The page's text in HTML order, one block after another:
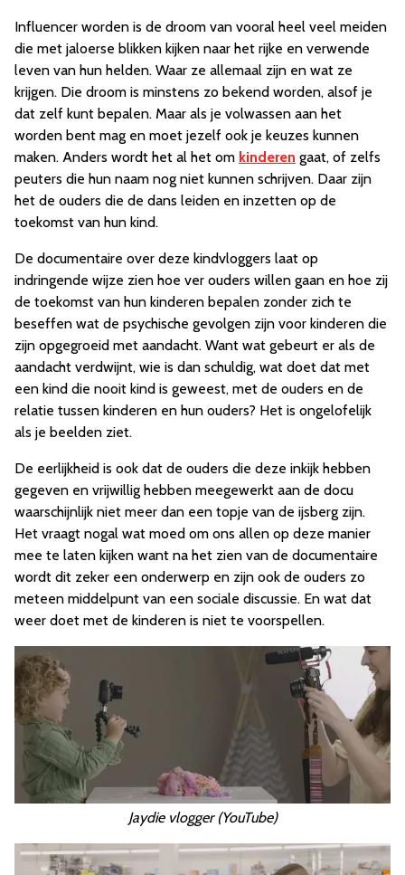
Influencer worden is de droom van vooral heel veel meiden
die met jaloerse blikken kijken naar het rijke en verwende
leven van hun helden. Waar ze allemaal zijn en wat ze
krijgen. Die droom is minstens zo bekend worden, alsof je
dat zelf kunt bepalen. Maar als je volwassen aan het
worden bent mag en moet jezelf ook je keuzes kunnen
maken. Anders wordt het al het om kinderen gaat, of zelfs
peuters die hun naam nog niet kunnen schrijven. Daar zijn
het de ouders die de dans leiden en inzetten op de
toekomst van hun kind.
De documentaire over deze kindvloggers laat op
indringende wijze zien hoe ver ouders willen gaan en hoe zij
de toekomst van hun kinderen bepalen zonder zich te
beseffen wat de psychische gevolgen zijn voor kinderen die
zijn opgegroeid met aandacht. Want wat gebeurt er als de
aandacht verdwijnt, wie is dan schuldig, wat doet dat met
een kind die nooit kind is geweest, met de ouders en de
relatie tussen kinderen en hun ouders? Het is ongelofelijk
als je beelden ziet.
De eerlijkheid is ook dat de ouders die deze inkijk hebben
gegeven en vrijwillig hebben meegewerkt aan de docu
waarschijnlijk niet meer dan een topje van de ijsberg zijn.
Het vraagt nogal wat moed om ons allen op deze manier
mee te laten kijken want na het zien van de documentaire
wordt dit zeker een onderwerp en zijn ook de ouders zo
meteen middelpunt van een sociale discussie. En wat dat
weer doet met de kinderen is niet te voorspellen.
Jaydie vlogger (YouTube)